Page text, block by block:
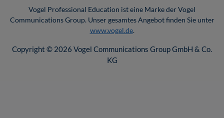
Vogel Professional Education ist eine Marke der Vogel
Communications Group. Unser gesamtes Angebot finden Sie unter
www.vogel.de.
Copyright © 2026 Vogel Communications Group GmbH & Co.
KG